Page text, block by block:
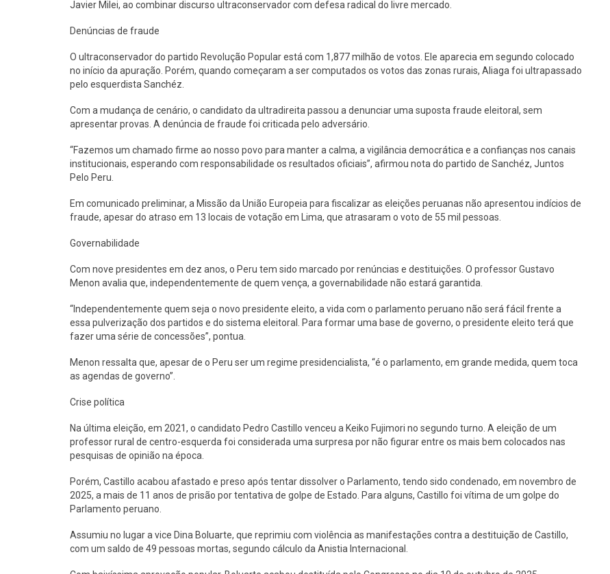
Javier Milei, ao combinar discurso ultraconservador com defesa radical do livre mercado.
Denúncias de fraude
O ultraconservador do partido Revolução Popular está com 1,877 milhão de votos. Ele aparecia em segundo colocado
no início da apuração. Porém, quando começaram a ser computados os votos das zonas rurais, Aliaga foi ultrapassado
pelo esquerdista Sanchéz.
Com a mudança de cenário, o candidato da ultradireita passou a denunciar uma suposta fraude eleitoral, sem
apresentar provas. A denúncia de fraude foi criticada pelo adversário.
“Fazemos um chamado firme ao nosso povo para manter a calma, a vigilância democrática e a confianças nos canais
institucionais, esperando com responsabilidade os resultados oficiais”, afirmou nota do partido de Sanchéz, Juntos
Pelo Peru.
Em comunicado preliminar, a Missão da União Europeia para fiscalizar as eleições peruanas não apresentou indícios de
fraude, apesar do atraso em 13 locais de votação em Lima, que atrasaram o voto de 55 mil pessoas.
Governabilidade
Com nove presidentes em dez anos, o Peru tem sido marcado por renúncias e destituições. O professor Gustavo
Menon avalia que, independentemente de quem vença, a governabilidade não estará garantida.
“Independentemente quem seja o novo presidente eleito, a vida com o parlamento peruano não será fácil frente a
essa pulverização dos partidos e do sistema eleitoral. Para formar uma base de governo, o presidente eleito terá que
fazer uma série de concessões”, pontua.
Menon ressalta que, apesar de o Peru ser um regime presidencialista, “é o parlamento, em grande medida, quem toca
as agendas de governo”.
Crise política
Na última eleição, em 2021, o candidato Pedro Castillo venceu a Keiko Fujimori no segundo turno. A eleição de um
professor rural de centro-esquerda foi considerada uma surpresa por não figurar entre os mais bem colocados nas
pesquisas de opinião na época.
Porém, Castillo acabou afastado e preso após tentar dissolver o Parlamento, tendo sido condenado, em novembro de
2025, a mais de 11 anos de prisão por tentativa de golpe de Estado. Para alguns, Castillo foi vítima de um golpe do
Parlamento peruano.
Assumiu no lugar a vice Dina Boluarte, que reprimiu com violência as manifestações contra a destituição de Castillo,
com um saldo de 49 pessoas mortas, segundo cálculo da Anistia Internacional.